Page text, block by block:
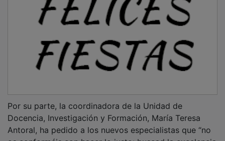
Docencia, Investigación y Formación, María Teresa
Antoral, ha pedido a los nuevos especialistas que “no
os conforméis con hacer lo justo: buscad la excelencia